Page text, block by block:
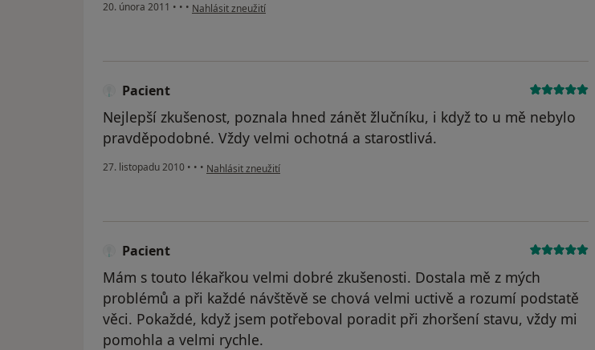
20. února 2011 • • • podle názoru uživatele Pacient
Nahlásit zneužití
Pacient
Nejlepší zkušenost, poznala hned zánět žlučníku, i když to u mě nebylo
pravděpodobné. Vždy velmi ochotná a starostlivá.
27. listopadu 2010 • • • podle názoru uživatele Pacient
Nahlásit zneužití
Pacient
Mám s touto lékařkou velmi dobré zkušenosti. Dostala mě z mých
problémů a při každé návštěvě se chová velmi uctivě a rozumí podstatě
věci. Pokaždé, když jsem potřeboval poradit při zhoršení stavu, vždy mi
pomohla a velmi rychle.